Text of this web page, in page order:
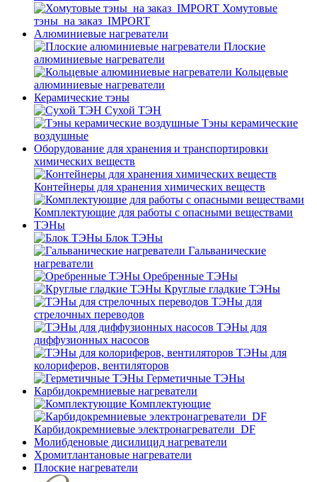
Хомутовые
тэны_на заказ_IMPORT
Алюминиевые нагреватели
Плоские
алюминиевые нагреватели
Кольцевые
алюминиевые нагреватели
Керамические тэны
Сухой ТЭН
Тэны керамические
воздушные
Оборудование для хранения и транспортировки
химических веществ
Контейнеры для хранения химических веществ
Комплектующие для работы с опасными веществами
ТЭНы
Блок ТЭНы
Гальванические
нагреватели
Оребренные ТЭНы
Круглые гладкие ТЭНы
ТЭНы для
стрелочных переводов
ТЭНы для
диффузионных насосов
ТЭНы для
колориферов, вентиляторов
Герметичные ТЭНы
Карбидокремниевые нагреватели
Комплектующие
Карбидокремниевые электронагреватели_DF
Молибденовые дисилицид нагреватели
Хромитлантановые нагреватели
Плоские нагреватели